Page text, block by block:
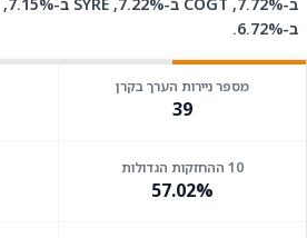
ב-6.72%.
מספר ניירות הערך בקרן
39
10 ההחזקות הגדולות
57.02%